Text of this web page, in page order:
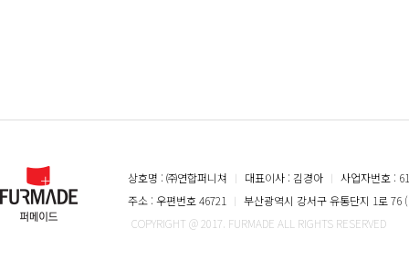
상호명 : ㈜연합퍼니쳐 ㅣ 대표이사 : 김경아 ㅣ 사업자번호 :
주소 : 우편번호 46721
ㅣ 부산광역시 강서구 유통단지 1로 76
COPYRIGHT @ 2017. FURMADE ALL RIGHTS RESERVED